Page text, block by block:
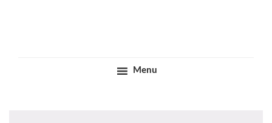
Menu